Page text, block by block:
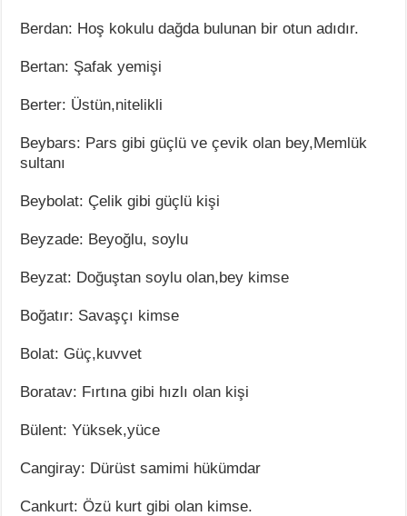
Berdan: Hoş kokulu dağda bulunan bir otun adıdır.
Bertan: Şafak yemişi
Berter: Üstün,nitelikli
Beybars: Pars gibi güçlü ve çevik olan bey,Memlük
sultanı
Beybolat: Çelik gibi güçlü kişi
Beyzade: Beyoğlu, soylu
Beyzat: Doğuştan soylu olan,bey kimse
Boğatır: Savaşçı kimse
Bolat: Güç,kuvvet
Boratav: Fırtına gibi hızlı olan kişi
Bülent: Yüksek,yüce
Cangiray: Dürüst samimi hükümdar
Cankurt: Özü kurt gibi olan kimse.